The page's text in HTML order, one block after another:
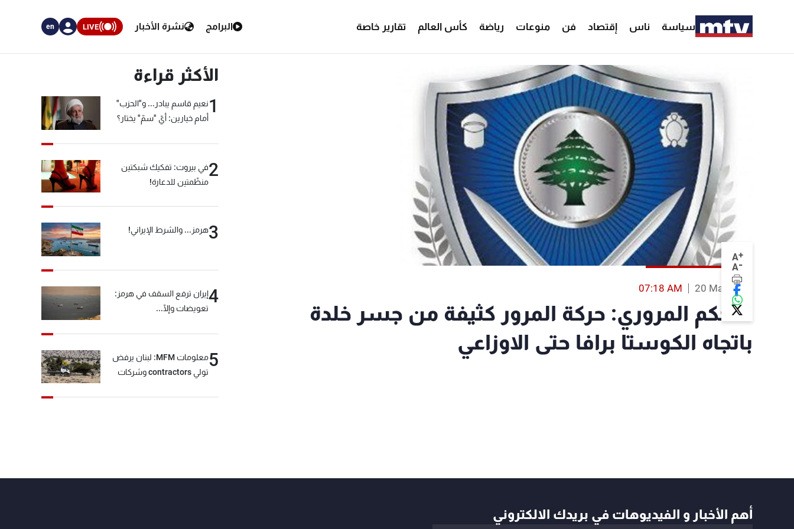
سياسة ناس إقتصاد فن منوعات رياضة كأس العالم تقارير خاصة البرامج نشرة الأخبار LIVE
en
A+
A-
20 Mar 2019
07:18 AM
التحكم المروري: حركة المرور كثيفة من جسر خلدة
باتجاه الكوستا برافا حتى الاوزاعي
الأكثر قراءة
1نعيم قاسم يبادر... و"الحزب"
أمام خيارين: أيّ "سمّ" يختار؟
2في بيروت: تفكيك شبكتين
منظّمتين للدعارة!
3هرمز... والشرط الإيراني!
4إيران ترفع السقف في هرمز:
تعويضات وإلّا...
5
معلومات MFM: لبنان يرفض
تولي contractors وشركات
أهم الأخبار و الفيديوهات في بريدك الالكتروني